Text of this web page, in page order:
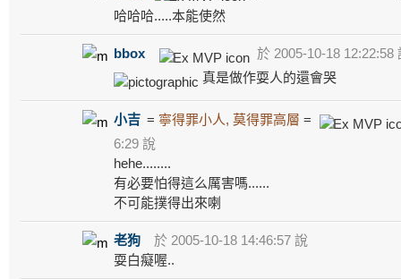
哈哈哈.....本能使然
bbox
於 2005-10-18 12:22:58
真是做作耍人的還會哭
小吉 = 寧得罪小人, 莫得罪高層 =
6:29 說
hehe........
有必要怕得這么厲害嗎......
不可能撲得出來喇
老狗
於 2005-10-18 14:46:57 說
耍白癡喔..